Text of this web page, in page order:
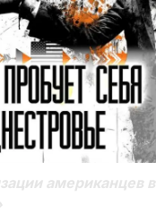
американцев в